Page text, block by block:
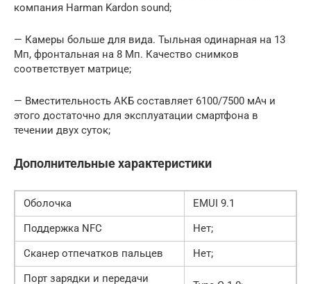
компания Harman Kardon sound;
— Камеры больше для вида. Тыльная одинарная на 13
Мп, фронтальная на 8 Мп. Качество снимков
соответствует матрице;
— Вместительность АКБ составляет 6100/7500 мАч и
этого достаточно для эксплуатации смартфона в
течении двух суток;
Дополнительные характеристики
Оболочка
EMUI 9.1
Поддержка NFC
Нет;
Сканер отпечатков пальцев
Нет;
Порт зарядки и передачи